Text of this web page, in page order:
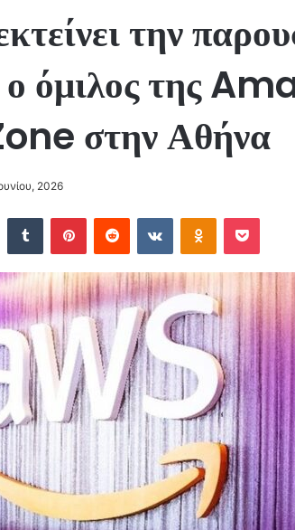
την
όμιλος της
στην Αθήνα
2026
LinkedInTumblr PinterestReddit VKontakteOdnoklassniki
Pocket